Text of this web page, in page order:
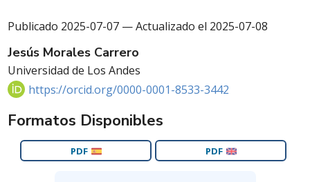
Publicado 2025-07-07 — Actualizado el 2025-07-08
Jesús Morales Carrero
Universidad de Los Andes
https://orcid.org/0000-0001-8533-3442
Formatos Disponibles
PDF PDF